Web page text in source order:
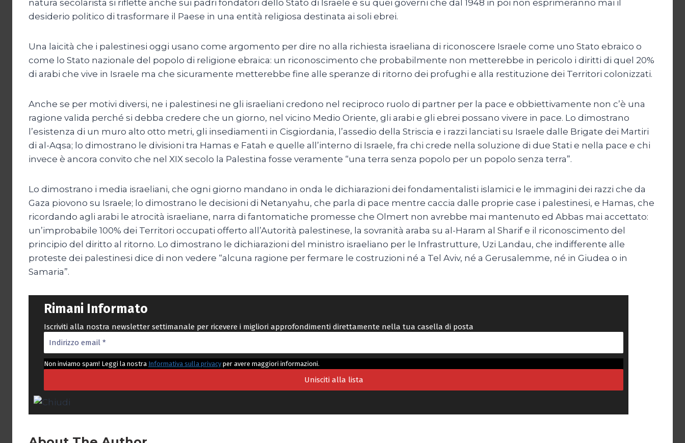
natura secolarista si riflette anche sui padri fondatori dello Stato di Israele e su quei governi che dal 1948 in poi non esprimeranno mai il
desiderio politico di trasformare il Paese in una entità religiosa destinata ai soli ebrei.
Una laicità che i palestinesi oggi usano come argomento per dire no alla richiesta israeliana di riconoscere Israele come uno Stato ebraico o
come lo Stato nazionale del popolo di religione ebraica: un riconoscimento che probabilmente non metterebbe in pericolo i diritti di quel 20%
di arabi che vive in Israele ma che sicuramente metterebbe fine alle speranze di ritorno dei profughi e alla restituzione dei Territori colonizzati.
Anche se per motivi diversi, ne i palestinesi ne gli israeliani credono nel reciproco ruolo di partner per la pace e obbiettivamente non c’è una
ragione valida perché si debba credere che un giorno, nel vicino Medio Oriente, gli arabi e gli ebrei possano vivere in pace. Lo dimostrano
l’esistenza di un muro alto otto metri, gli insediamenti in Cisgiordania, l’assedio della Striscia e i razzi lanciati su Israele dalle Brigate dei Martiri
di al-Aqsa; lo dimostrano le divisioni tra Hamas e Fatah e quelle all’interno di Israele, fra chi crede nella soluzione di due Stati e nella pace e chi
invece è ancora convito che nel XIX secolo la Palestina fosse veramente “una terra senza popolo per un popolo senza terra”.
Lo dimostrano i media israeliani, che ogni giorno mandano in onda le dichiarazioni dei fondamentalisti islamici e le immagini dei razzi che da
Gaza piovono su Israele; lo dimostrano le decisioni di Netanyahu, che parla di pace mentre caccia dalle proprie case i palestinesi, e Hamas, che
ricordando agli arabi le atrocità israeliane, narra di fantomatiche promesse che Olmert non avrebbe mai mantenuto ed Abbas mai accettato:
un’improbabile 100% dei Territori occupati offerto all’Autorità palestinese, la sovranità araba su al-Haram al Sharif e il riconoscimento del
principio del diritto al ritorno. Lo dimostrano le dichiarazioni del ministro israeliano per le Infrastrutture, Uzi Landau, che indifferente alle
proteste dei palestinesi dice di non vedere “alcuna ragione per fermare le costruzioni né a Tel Aviv, né a Gerusalemme, né in Giudea o in
Samaria”.
Rimani Informato
Iscriviti alla nostra newsletter settimanale per ricevere i migliori approfondimenti direttamente nella tua casella di posta
Non inviamo spam! Leggi la nostra Informativa sulla privacy per avere maggiori informazioni.